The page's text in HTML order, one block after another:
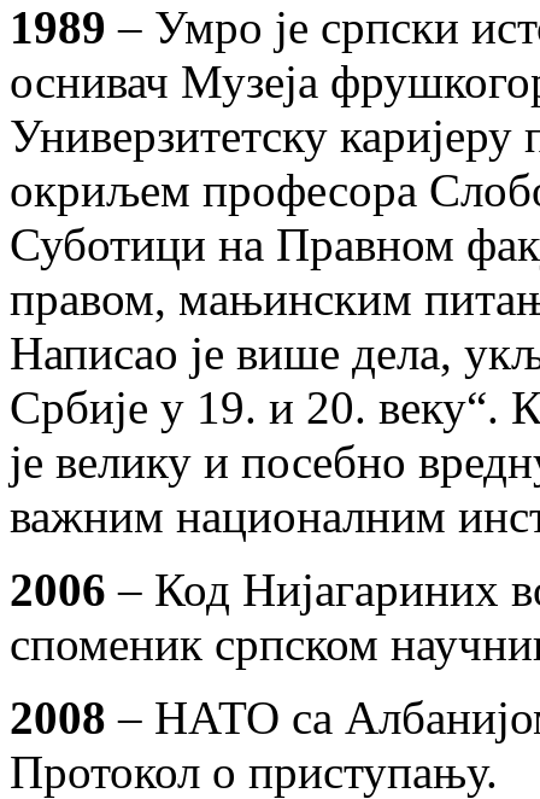
1989 – Умро је српски
оснивач Музеја
Универзитетску каријеру
окриљем професора
Суботици на Правном
правом, мањинским
Написао је више дела,
Србије у 19. и 20. веку“.
је велику и посебно
важним националним
2006 – Код Нијагариних
споменик српском
2008 – НАТО са
Протокол о приступању.